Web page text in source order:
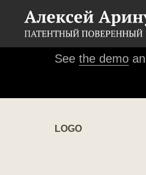
This template
See the demo
LOGO